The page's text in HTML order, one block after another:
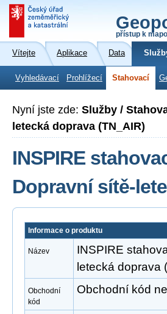
přístup k
Vítejte Aplikace Data
Vyhledávací Prohlížecí Stahovací
Nyní jste zde: Služby /
letecká doprava (TN_AIR)
INSPIRE
Dopravní sítě-
Informace o produktu
Název
INSPIRE
letecká doprava
Obchodní
kód
Obchodní kód